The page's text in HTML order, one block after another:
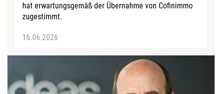
hat erwartungsgemäß der Übernahme von Cofinimmo
zugestimmt.
16.06.2026